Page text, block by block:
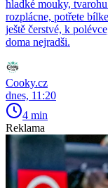
hladké mouky,
rozplácne, potřete
ještě čerstvé, k
doma nejradši.
Cooky.cz
dnes, 11:20
4 min
Reklama